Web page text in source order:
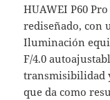
HUAWEI P60
rediseñado, con
Iluminación
F/4.0
transmisibilidad
que da como